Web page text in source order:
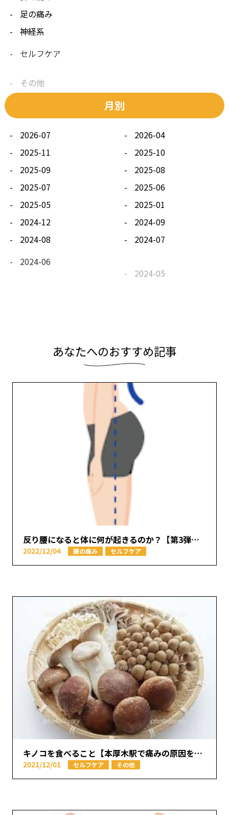
足の痛み
神経系
セルフケア
月別
2026-07
2026-04
2025-11
2025-10
2025-09
2025-08
2025-07
2025-06
2025-05
2025-01
2024-12
2024-09
2024-08
2024-07
2024-06
2024-03
あなたへのおすすめ記事
反り腰になると体に何が起きるのか？【第3弾】【本厚木駅で痛みの原因を取り除く あかつき整骨院】
2022/12/04 腰の痛み セルフケア
キノコを食べること【本厚木駅で痛みの原因を取り除く あかつき整骨院】
2021/12/01 セルフケア その他